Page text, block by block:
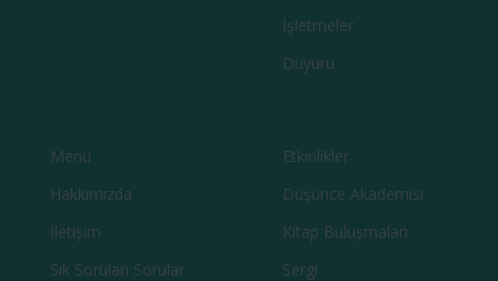
İşletmeler
Duyuru
Menü
Hakkımızda
İletişim
Sık Sorulan Sorular
Etkinlikler
Düşünce Akademisi
Kitap Buluşmaları
Sergi